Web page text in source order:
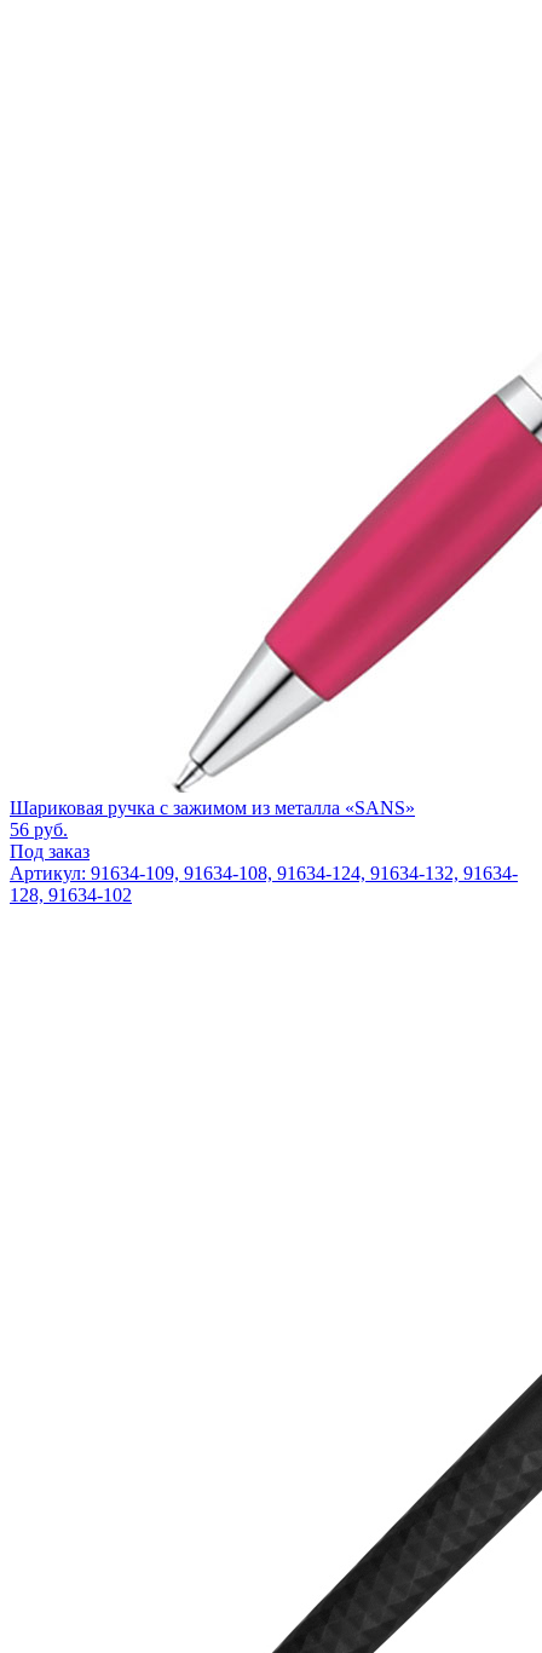
Шариковая ручка с зажимом из металла «SANS»
56 руб.
Под заказ
Артикул: 91634-109, 91634-108, 91634-124, 91634-132, 91634-
128, 91634-102